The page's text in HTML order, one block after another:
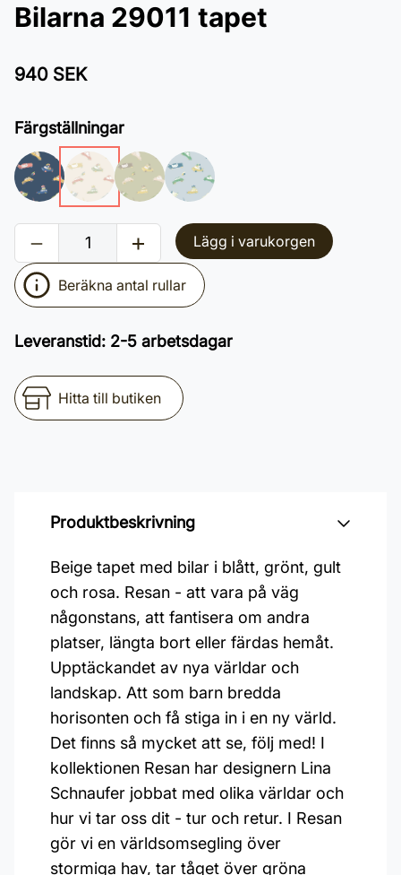
Bilarna 29011 tapet
940 SEK
Färgställningar
Lägg i varukorgen
Beräkna antal rullar
Leveranstid: 2-5 arbetsdagar
Hitta till butiken
Produktbeskrivning
Beige tapet med bilar i blått, grönt, gult
och rosa. Resan - att vara på väg
någonstans, att fantisera om andra
platser, längta bort eller färdas hemåt.
Upptäckandet av nya världar och
landskap. Att som barn bredda
horisonten och få stiga in i en ny värld.
Det finns så mycket att se, följ med! I
kollektionen Resan har designern Lina
Schnaufer jobbat med olika världar och
hur vi tar oss dit - tur och retur. I Resan
gör vi en världsomsegling över
stormiga hav, tar tåget över gröna